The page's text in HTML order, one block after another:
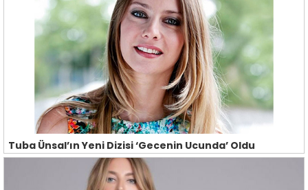
Tuba Ünsal’ın Yeni Dizisi ‘Gecenin Ucunda’ Oldu